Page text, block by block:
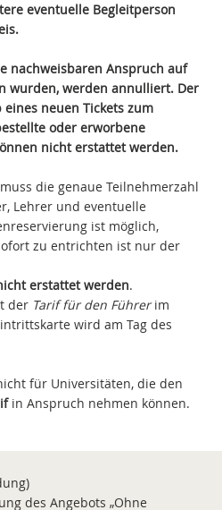
eventuelle Begleitperson
nachweisbaren Anspruch auf
wurden, werden annulliert. Der
neuen Tickets zum
oder erworbene
nicht erstattet werden.
die genaue Teilnehmerzahl
Lehrer und eventuelle
ist möglich,
zu entrichten ist nur der
erstattet werden.
der Tarif für den Führerim
wird am Tag des
für Universitäten, die den
in Anspruch nehmen können.
des Angebots „Ohne